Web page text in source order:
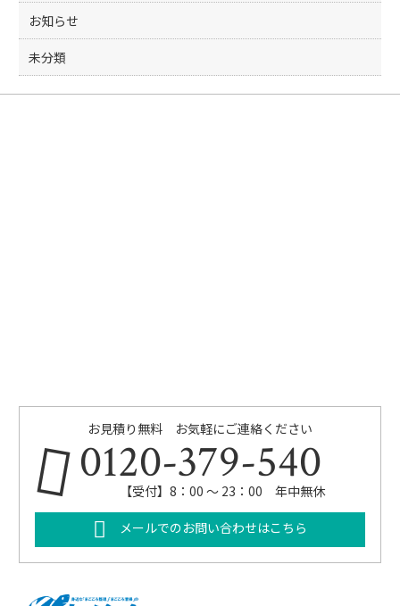
お知らせ
未分類
お見積り無料 お気軽にご連絡ください
0120-379-540
【受付】8：00 ～ 23：00 年中無休
メールでのお問い合わせはこちら